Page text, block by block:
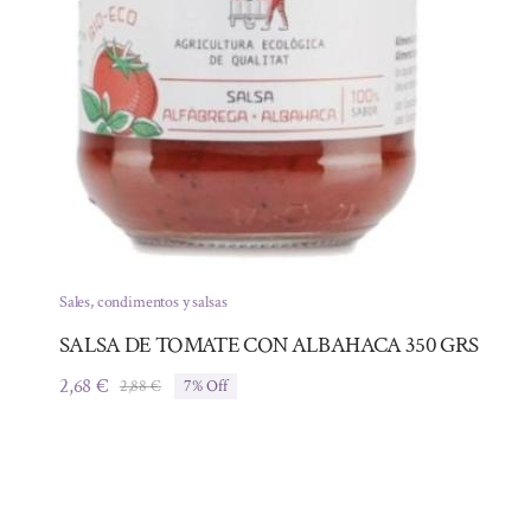
Sales, condimentos y salsas
SALSA DE TOMATE CON ALBAHACA 350 GRS
2,88€El
2,68€
El
7% Off